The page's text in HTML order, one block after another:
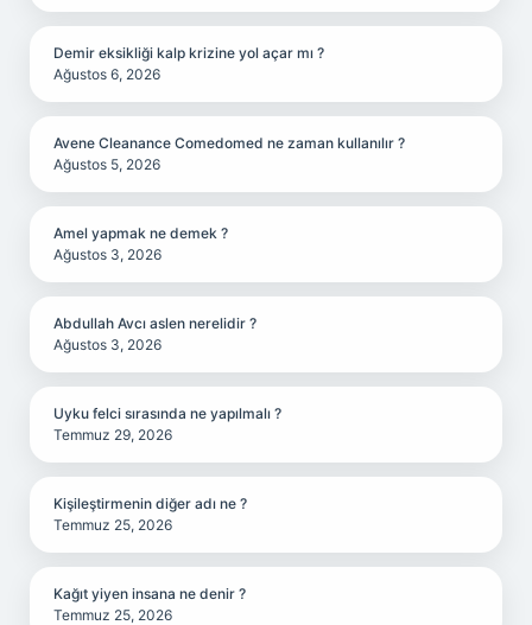
Demir eksikliği kalp krizine yol açar mı ?
Ağustos 6, 2026
Avene Cleanance Comedomed ne zaman kullanılır ?
Ağustos 5, 2026
Amel yapmak ne demek ?
Ağustos 3, 2026
Abdullah Avcı aslen nerelidir ?
Ağustos 3, 2026
Uyku felci sırasında ne yapılmalı ?
Temmuz 29, 2026
Kişileştirmenin diğer adı ne ?
Temmuz 25, 2026
Kağıt yiyen insana ne denir ?
Temmuz 25, 2026